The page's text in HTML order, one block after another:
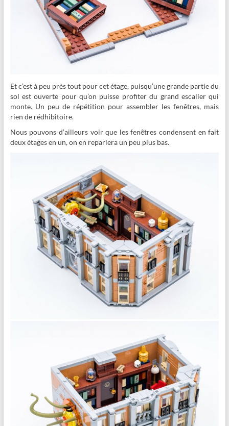
Et c’est à peu près tout pour cet étage, puisqu’une grande partie du
sol est ouverte pour qu’on puisse profiter du grand escalier qui
monte. Un peu de répétition pour assembler les fenêtres, mais
rien de rédhibitoire.
Nous pouvons d’ailleurs voir que les fenêtres condensent en fait
deux étages en un, on en reparlera un peu plus bas.